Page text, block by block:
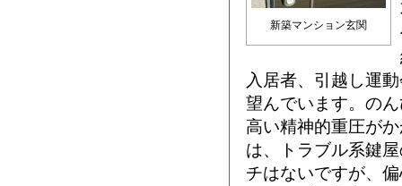
新築マンション玄関
入居者、引越し運
望んでいます。の
高い精神的重圧が
は、トラブル系鍵
チはないですが、